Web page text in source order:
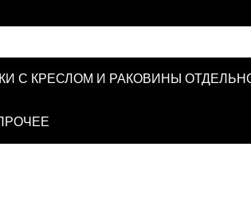
С КРЕСЛОМ И РАКОВИНЫ